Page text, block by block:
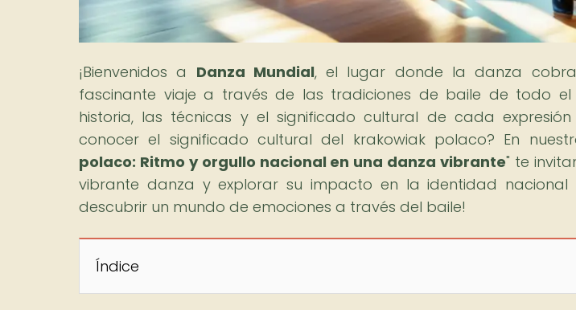
¡Bienvenidos a Danza Mundial, el lugar donde la danza
fascinante viaje a través de las tradiciones de baile de todo el
historia, las técnicas y el significado cultural de cada
conocer el significado cultural del krakowiak polaco? En
polaco: Ritmo y orgullo nacional en una danza vibrante" te
vibrante danza y explorar su impacto en la identidad nacional
descubrir un mundo de emociones a través del baile!
Índice